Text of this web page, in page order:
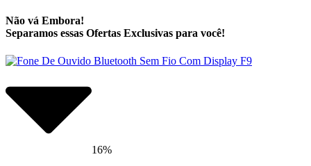
Não vá Embora!
Separamos essas Ofertas Exclusivas para você!
16%